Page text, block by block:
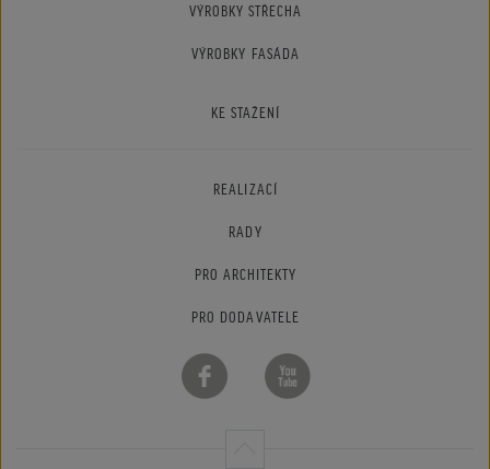
VÝROBKY STŘECHA
VÝROBKY FASÁDA
KE STAŽENÍ
REALIZACÍ
RADY
PRO ARCHITEKTY
PRO DODAVATELE